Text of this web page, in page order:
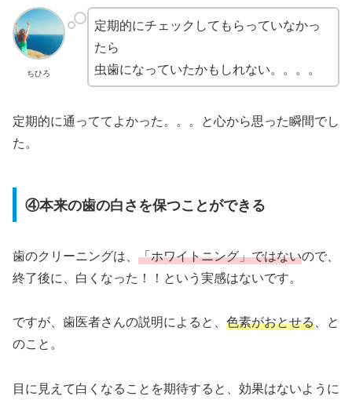
ちひろ
定期的にチェックしてもらっていなかっ
たら
虫歯になっていたかもしれない。。。。
定期的に通っててよかった。。。と心から思った瞬間でし
た。
④本来の歯の白さを保つことができる
歯のクリーニングは、 「ホワイトニング」ではないので、
終了後に、白くなった！！という実感はないです。
ですが、歯医者さんの説明によると、 色素がおとせる、と
のこと。
目に見えて白くなることを期待すると、効果はないように